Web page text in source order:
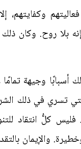
وكفايتهم،
بلا روح. وكان
أسبابًا وجيهة
تسري في ذلك
فليس كلُّ انتقاد
والإيمان